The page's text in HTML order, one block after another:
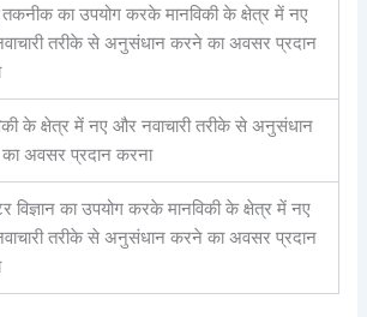
का उपयोग करके मानविकी के क्षेत्र में नए
तरीके से अनुसंधान करने का अवसर प्रदान
के क्षेत्र में नए और नवाचारी तरीके से अनुसंधान
अवसर प्रदान करना
विज्ञान का उपयोग करके मानविकी के क्षेत्र में नए
तरीके से अनुसंधान करने का अवसर प्रदान